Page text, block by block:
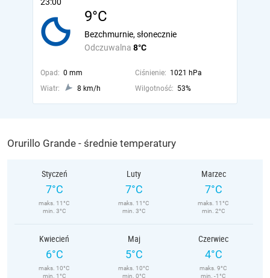
9°C
Odczuwalna 8°C
Bezchmurnie, słonecznie
Opad: 0 mm Ciśnienie: 1021 hPa
Wiatr:
8 km/h Wilgotność: 53%
Orurillo Grande - średnie temperatury
Styczeń
7°C
maks. 11°C
min. 3°C
Luty
7°C
maks. 11°C
min. 3°C
Marzec
7°C
maks. 11°C
min. 2°C
Kwiecień
6°C
maks. 10°C
min. 1°C
Maj
5°C
maks. 10°C
min. 0°C
Czerwiec
4°C
maks. 9°C
min. -1°C